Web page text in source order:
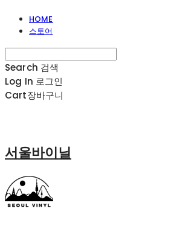
HOME
스토어
Search 검색
Log In 로그인
Cart장바구니
서울바이닐